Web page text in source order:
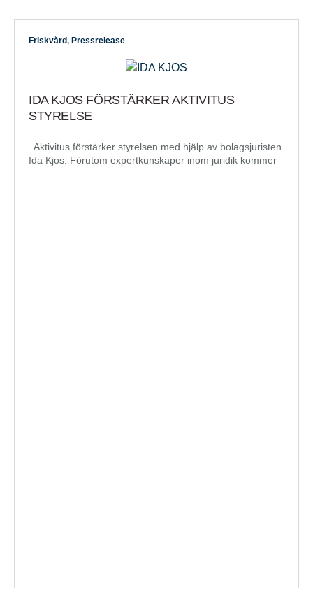
Friskvård, Pressrelease
IDA KJOS FÖRSTÄRKER AKTIVITUS
STYRELSE
Aktivitus förstärker styrelsen med hjälp av bolagsjuristen
Ida Kjos. Förutom expertkunskaper inom juridik kommer